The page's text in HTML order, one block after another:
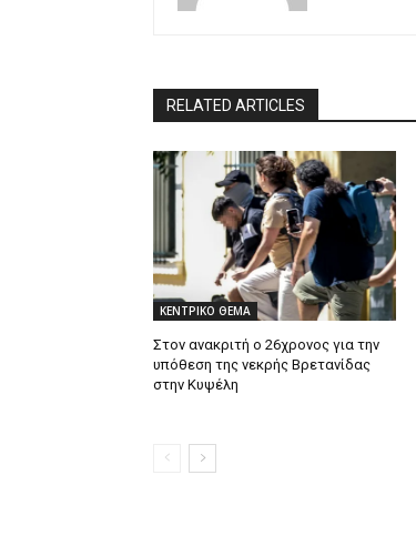
RELATED ARTICLES
ΚΕΝΤΡΙΚΟ ΘΕΜΑ
Στον ανακριτή ο 26χρονος για την
υπόθεση της νεκρής Βρετανίδας
στην Κυψέλη